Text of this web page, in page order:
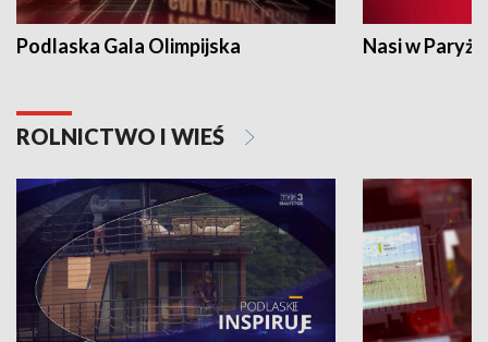
Podlaska Gala Olimpijska Nasi w Paryżu
ROLNICTWO I WIEŚ